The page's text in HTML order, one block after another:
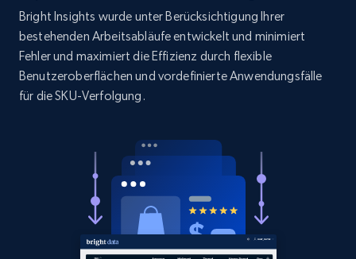
Amazon products search
Asin, URL, Name, Sponsored, Initial price, Final
price, Currency, Sold, and more.
URL, Product id, Title, Product description,
Rating, Reviews count, Initial price, Discount,
and more.
Bright Insights wurde unter Berücksichtigung Ihrer
bestehenden Arbeitsabläufe entwickelt und minimiert
Fehler und maximiert die Effizienz durch flexible
Benutzeroberflächen und vordefinierte Anwendungsfälle
für die SKU-Verfolgung.